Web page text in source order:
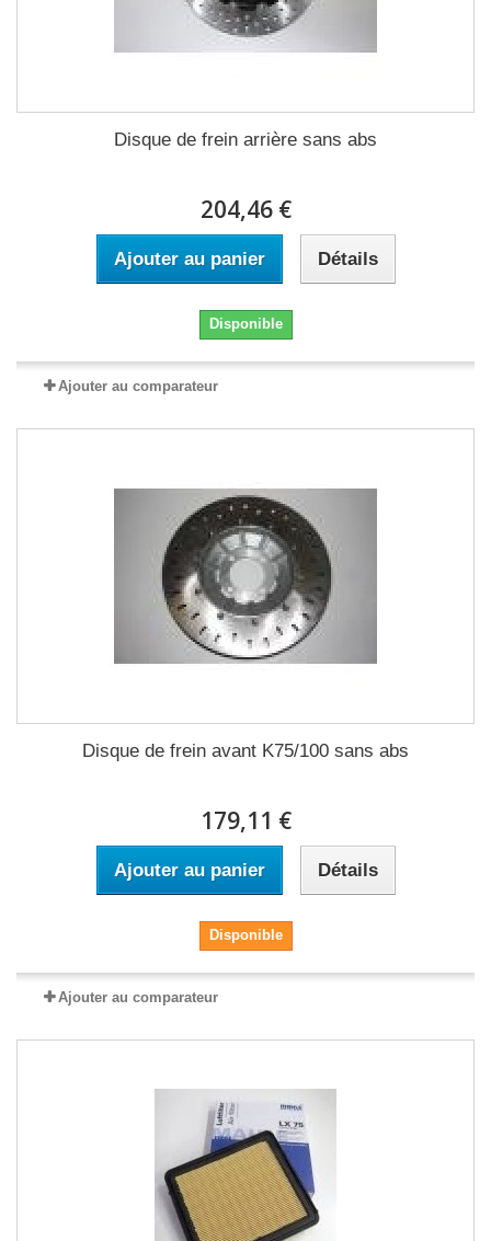
Disque de frein arrière sans abs
204,46 €
Ajouter au panier Détails
Disponible
Ajouter au comparateur
Disque de frein avant K75/100 sans abs
179,11 €
Ajouter au panier Détails
Disponible
Ajouter au comparateur